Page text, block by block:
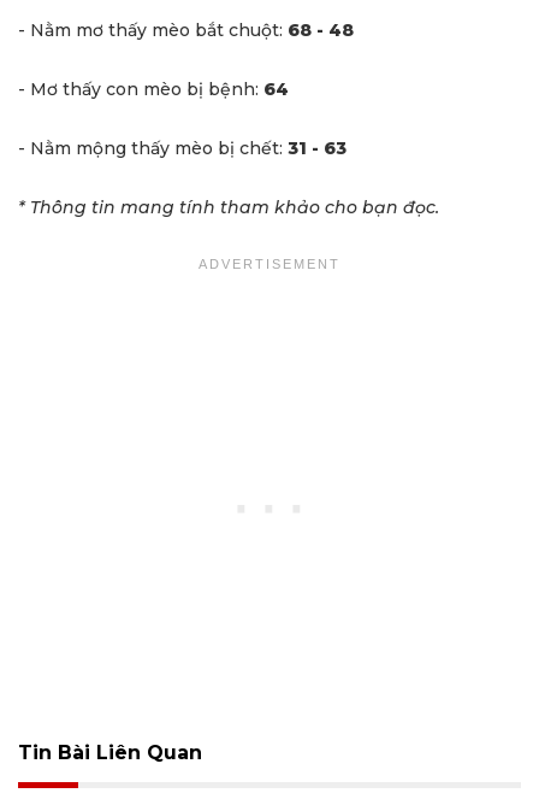
- Nằm mơ thấy mèo bắt chuột: 68 - 48
- Mơ thấy con mèo bị bệnh: 64
- Nằm mộng thấy mèo bị chết: 31 - 63
* Thông tin mang tính tham khảo cho bạn đọc.
Tin Bài Liên Quan